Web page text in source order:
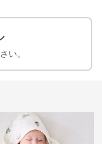
い。